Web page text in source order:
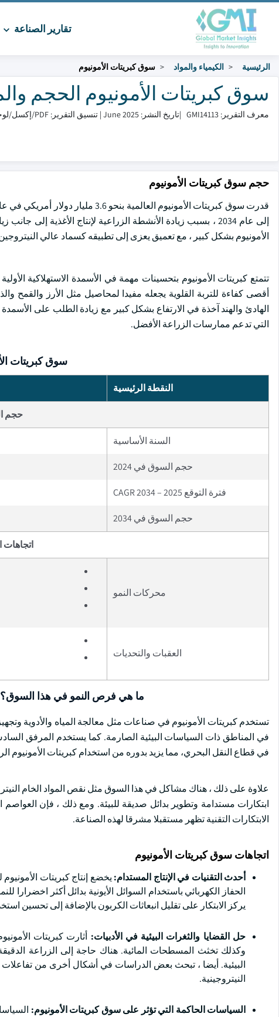
تقارير الصناعة
الرئيسية الكيمياء والمواد سوق كبريتات الأمونيوم
سوق كبريتات الأمونيوم الحجم والمشاركة
معرف التقرير: GMI14113 |تاريخ النشر: June 2025 | تنسيق التقرير: PDF/إكسل/لوحة التحكم/منصة
حجم سوق كبريتات الأمونيوم
إلى عام 2034 ، بسبب زيادة الأنشطة الزراعية لإنتاج الأغذية
الأمونيوم بشكل كبير ، مع تعميق يعزى إلى تطبيقه كسماد عالي
أقصى كفاءة للتربة القلوية يجعله مفيدا لمحاصيل مثل الأرز والقمح
الهادئ والهند آخذة في الارتفاع بشكل كبير مع زيادة الطلب على
التي تدعم ممارسات الزراعة الأفضل.
سوق كبريتات
النقطة الرئيسية
حجم
السنة الأساسية
حجم السوق في 2024
فترة التوقع 2025 – 2034 CAGR
حجم السوق في 2034
اتجاهات
محركات النمو
العقبات والتحديات
ما هي فرص النمو في هذا السوق؟
تستخدم كبريتات الأمونيوم في صناعات مثل معالجة المياه والأدوية
في المناطق ذات السياسات البيئية الصارمة. كما يستخدم المرفق
في قطاع النقل البحري، مما يزيد بدوره من استخدام كبريتات الأمونيوم
علاوة على ذلك ، هناك مشاكل في هذا السوق مثل نقص المواد الخام
ابتكارات مستدامة وتطوير بدائل صديقة للبيئة. ومع ذلك ، فإن
الابتكارات التقنية تظهر مستقبلا مشرقا لهذه الصناعة.
اتجاهات سوق كبريتات الأمونيوم
أحدث التقنيات في الإنتاج المستدام: يخضع إنتاج كبريتات
يركز الابتكار على تقليل انبعاثات الكربون بالإضافة إلى تحسين
حل القضايا والثغرات البيئية في الأدبيات: أثارت كبريتات
وكذلك تخثث المسطحات المائية. هناك حاجة إلى الزراعة
البيئية. أيضا ، تبحث بعض الدراسات في أشكال أخرى من تفاعلات
النيتروجينية.
السياسات الحاكمة التي تؤثر على سوق كبريتات الأمونيوم: